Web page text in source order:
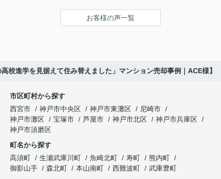
した。
趣味を楽しむ時間が増えました。
これからの暮らしを前向きに考えられるようにな
り、住み替えを決断して本当に良かったと思ってい
ます。
投資家向けの販売方法をご提案いただきました。
「立地も良く、長期保有したい物件です。」
と話され、このビルを大切に運営してくださること
になりました。
長年守ってきた資産を安心して引き継ぐことがで
き、家族全員が納得できる売却となりました。
年月が経ち、子どもが高校進学を意識する年齢にな
「レ・ジェイド西宮北口」の査定だけでなく、新居
購入とのタイミングや資金計画についても丁寧に説
明してくださいました。
販売活動では、西宮北口駅へのアクセス、阪急西宮
ガーデンズ、教育施設、商業施設など、このエリア
お客様の声一覧
校進学を見据えて住み替えました」マンション売却事例｜ACE様】
市区町村から探す
西宮市
神戸市中央区 神戸市東灘区
尼崎市
神戸市灘区
宝塚市 芦屋市 神戸市北区
神戸市兵庫区
神戸市須磨区
町名から探す
高須町
生瀬武庫川町 魚崎北町 寿町
熊内町
御影山手
森北町 本山南町 西難波町
武庫豊町